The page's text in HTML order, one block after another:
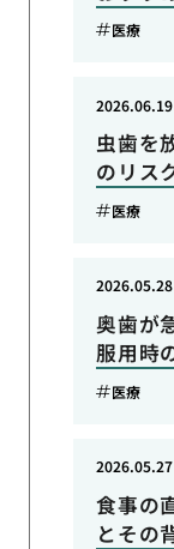
医療
虫歯を
のリス
2026.06.19
医療
奥歯が
服用時
2026.05.28
医療
食事の
とその
2026.05.27